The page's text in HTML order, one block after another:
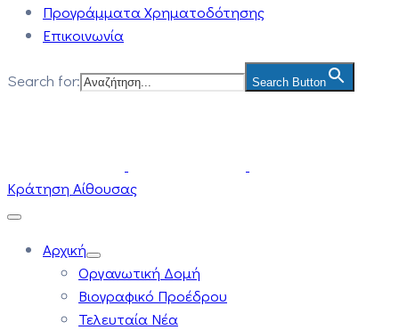
Προγράμματα Χρηματοδότησης
Επικοινωνία
Search for: Search Button
Κράτηση Αίθουσας
Αρχική
Οργανωτική Δομή
Βιογραφικό Προέδρου
Τελευταία Νέα